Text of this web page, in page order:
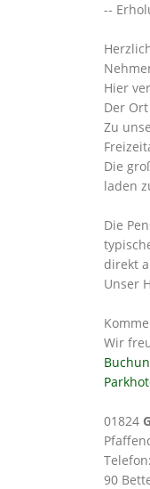
--
Hier
Der
Zu
Die
laden
Die
direkt
Unser
Wir
01824
90